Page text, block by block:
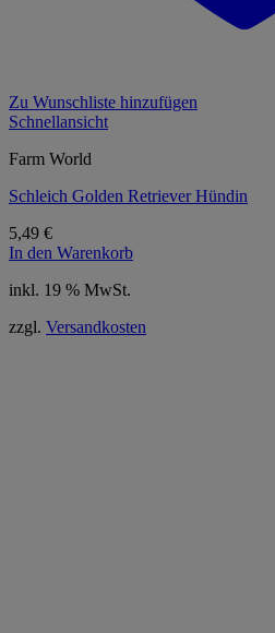
Zu Wunschliste hinzufügen
Schnellansicht
Farm World
Schleich Golden Retriever Hündin
5,49 €
In den Warenkorb
inkl. 19 % MwSt.
zzgl. Versandkosten